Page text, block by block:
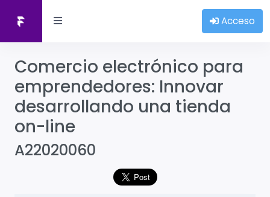
Acceso
Comercio electrónico para
emprendedores: Innovar
desarrollando una tienda
on-line
A22020060